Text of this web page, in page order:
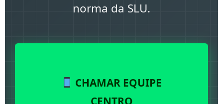
norma da SLU.
CHAMAR EQUIPE
CENTRO